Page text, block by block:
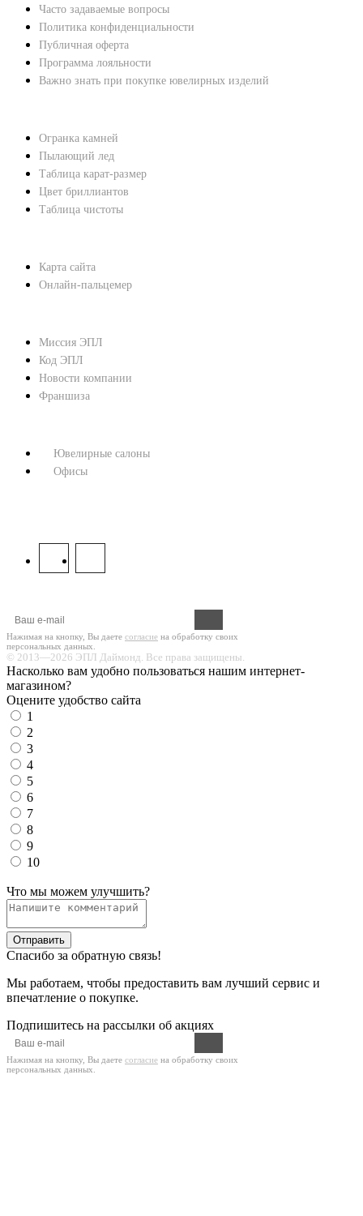
Часто задаваемые вопросы
Политика конфиденциальности
Публичная оферта
Программа лояльности
Важно знать при покупке ювелирных изделий
Огранка камней
Пылающий лед
Таблица карат-размер
Цвет бриллиантов
Таблица чистоты
Карта сайта
Онлайн-пальцемер
Миссия ЭПЛ
Код ЭПЛ
Новости компании
Франшиза
Ювелирные салоны
Офисы
Нажимая на кнопку, Вы даете согласие на обработку своих
персональных данных.
© 2013—2026 ЭПЛ Даймонд. Все права защищены.
Насколько вам удобно пользоваться нашим интернет-
магазином?
Оцените удобство сайта
1
2
3
4
5
6
7
8
9
10
Что мы можем улучшить?
Отправить
Спасибо за обратную связь!
Мы работаем, чтобы предоставить вам лучший сервис и
впечатление о покупке.
Подпишитесь на рассылки об акциях
Нажимая на кнопку, Вы даете согласие на обработку своих
персональных данных.